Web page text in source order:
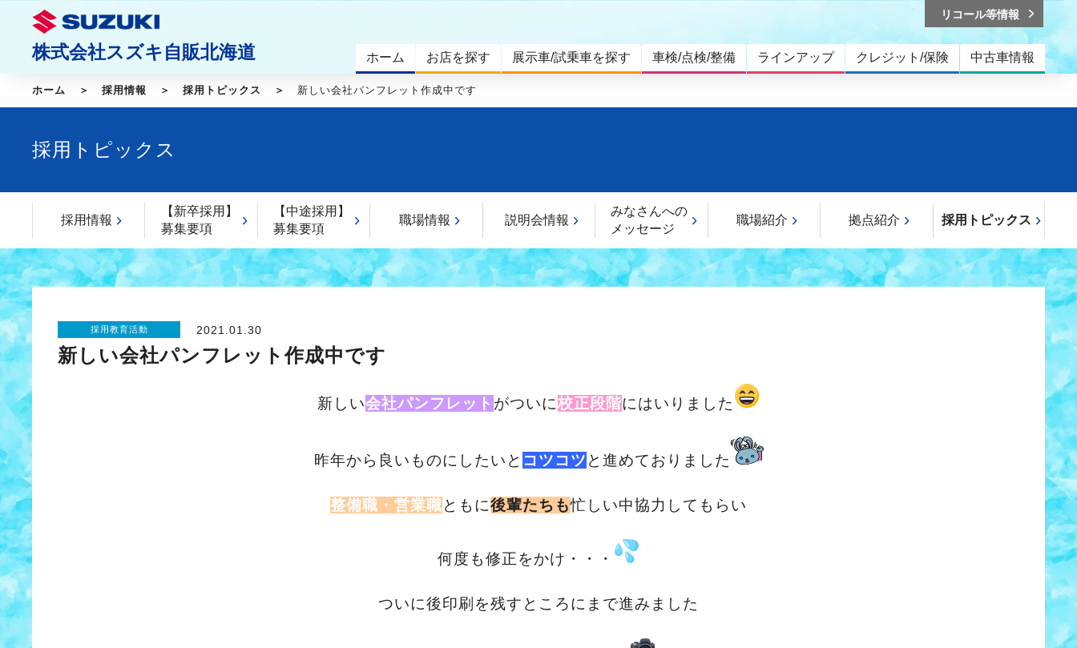
株式会社スズキ自販北海道 ホーム お店を探す 展示車/試乗車を探す 車検/点検/整備 ラインアップ クレジット/保険 中古車情報
リコール等情報
ホーム 採用情報 採用トピックス 新しい会社パンフレット作成中です
採用トピックス
採用情報
【新卒採用】
募集要項
【中途採用】
募集要項
職場情報 説明会情報
みなさんへの
メッセージ
職場紹介 拠点紹介 採用トピックス
採用教育活動 2021.01.30
新しい会社パンフレット作成中です
新しい会社パンフレット がついに校正段階にはいりました
昨年から良いものにしたいと コツコツ と進めておりました
整備職・営業職ともに後輩たちも忙しい中協力してもらい
何度も修正をかけ・・・
ついに後印刷を残すところにまで進みました